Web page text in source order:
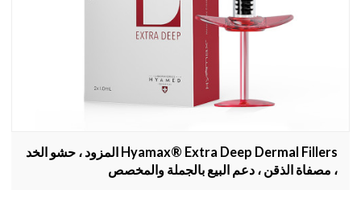
Hyamax® Extra Deep Dermal Fillers المزود ، حشو الخد
، مصفاة الذقن ، دعم البيع بالجملة والمخصص